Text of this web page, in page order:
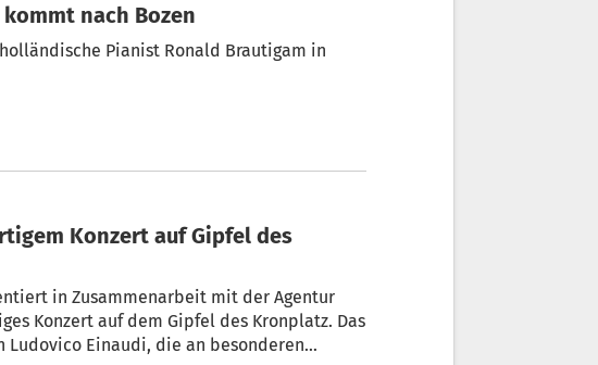
kommt nach Bozen
in Zusammenarbeit mit der Agentur
Konzert auf dem Gipfel des Kronplatz. Das
Ludovico Einaudi, die an besonderen